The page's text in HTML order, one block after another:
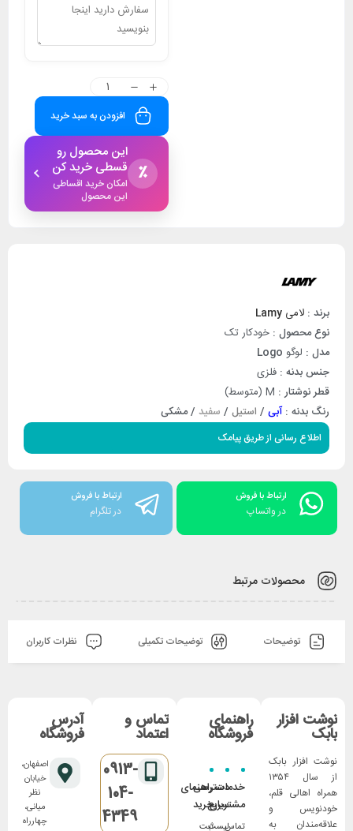
افزودن به سبد خرید
٪
این محصول رو
قسطی خرید کن
امکان خرید اقساطی
این محصول
برند : لامی
نوع محصول : خودکار تک
مدل : لوگو Logo
جنس بدنه : فلزی
قطر نوشتار : M (متوسط)
رنگ بدنه :آبی / استیل / سفید / مشکی
اطلاع رسانی از طریق پیامک
ارتباط با فروش
در واتساپ
ارتباط با فروش
در تلگرام
محصولات مرتبط
توضیحات توضیحات تکمیلی نظرات کاربران
نوشت افزار
بابک
نوشت افزار بابک
از سال ۱۳۵۴
همراه اهالی قلم،
خودنویس و
علاقه‌مندان به
راهنمای
فروشگاه
خدمات
مشتریان
تماس
دسترسی
سریع
لیست
راهنمای
خرید
ثبت
تماس و
اعتماد
0913-
104-
4349
آدرس
فروشگاه
اصفهان،
خیابان
نظر
میانی،
چهارراه